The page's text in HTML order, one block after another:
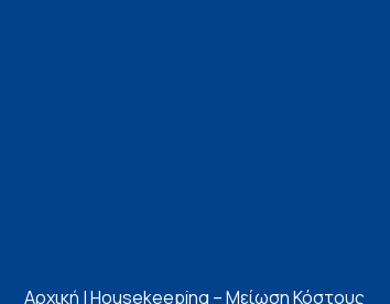
Αρχική |Housekeeping – Μείωση Κόστους